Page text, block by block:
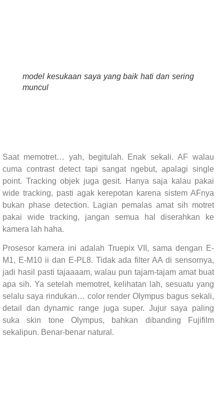
model kesukaan saya yang baik hati dan sering
muncul
Saat memotret… yah, begitulah. Enak sekali. AF walau
cuma contrast detect tapi sangat ngebut, apalagi single
point. Tracking objek juga gesit. Hanya saja kalau pakai
wide tracking, pasti agak kerepotan karena sistem AFnya
bukan phase detection. Lagian pemalas amat sih motret
pakai wide tracking, jangan semua hal diserahkan ke
kamera lah haha.
Prosesor kamera ini adalah Truepix VII, sama dengan E-
M1, E-M10 ii dan E-PL8. Tidak ada filter AA di sensornya,
jadi hasil pasti tajaaaam, walau pun tajam-tajam amat buat
apa sih. Ya setelah memotret, kelihatan lah, sesuatu yang
selalu saya rindukan… color render Olympus bagus sekali,
detail dan dynamic range juga super. Jujur saya paling
suka skin tone Olympus, bahkan dibanding Fujifilm
sekalipun. Benar-benar natural.